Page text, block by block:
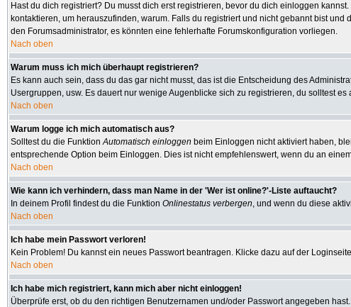
Hast du dich registriert? Du musst dich erst registrieren, bevor du dich einloggen
kontaktieren, um herauszufinden, warum. Falls du registriert und nicht gebannt bist
den Forumsadministrator, es könnten eine fehlerhafte Forumskonfiguration vorliegen.
Nach oben
Warum muss ich mich überhaupt registrieren?
Es kann auch sein, dass du das gar nicht musst, das ist die Entscheidung des
Usergruppen, usw. Es dauert nur wenige Augenblicke sich zu registrieren, du solltest es
Nach oben
Warum logge ich mich automatisch aus?
Solltest du die FunktionAutomatisch einloggen beim Einloggen nicht aktiviert haben,
entsprechende Option beim Einloggen. Dies ist nicht empfehlenswert, wenn du an
Nach oben
Wie kann ich verhindern, dass man Name in der 'Wer ist online?'-Liste auftaucht?
In deinem Profil findest du die Funktion Onlinestatus verbergen, und wenn du diese
Nach oben
Ich habe mein Passwort verloren!
Kein Problem! Du kannst ein neues Passwort beantragen. Klicke dazu auf der
Nach oben
Ich habe mich registriert, kann mich aber nicht einloggen!
Überprüfe erst, ob du den richtigen Benutzernamen und/oder Passwort angegeben